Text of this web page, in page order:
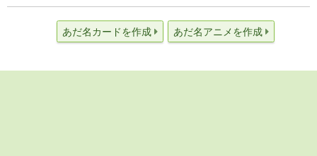
あだ名カードを作成 あだ名アニメを作成